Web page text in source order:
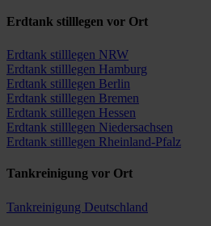
Erdtank stilllegen vor Ort
Erdtank stilllegen NRW
Erdtank stilllegen Hamburg
Erdtank stilllegen Berlin
Erdtank stilllegen Bremen
Erdtank stilllegen Hessen
Erdtank stilllegen Niedersachsen
Erdtank stilllegen Rheinland-Pfalz
Tankreinigung vor Ort
Tankreinigung Deutschland